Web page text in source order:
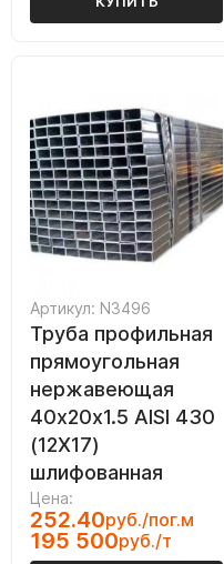
Артикул: N3496
Труба профильная
прямоугольная
нержавеющая
40х20х1.5 AISI 430
(12Х17)
шлифованная
Цена:
252.40руб./пог.м
195 500руб./т